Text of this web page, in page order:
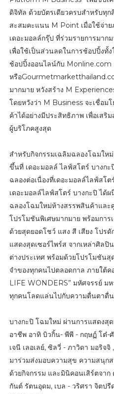
ดิจิทัล ด้วยบัตรเดียวครบสำหรับทุ
สะสมคะแนน M Point เมื่อใช้จ่าย
เดอะมอลล์กรุ๊ป ที่ร่วมรายการมา
เพื่อใช้เป็นส่วนลดในการช้อปปิ้งทั้
ช้อปปิ้งออนไลน์กับ Monline.com
หรือ
มากมาย หวังสร้าง M
โดยหวังว่า M Business จะเชื่อม
ค้าได้อย่างมีประสิทธิภาพ เพื่อเสริ
ผู้บริโภคสูงสุด
สำหรับกิจกรรมเฉลิมฉลองโฉมให
ขึ้นที่ เดอะมอลล์ ไลฟ์สโตร์ บางก
ฉลองต่อเนื่องที่เดอะมอลล์ไลฟ์สโ
เดอะมอลล์ไลฟ์สโตร์ บางกะปิ ได้
ฉลองโฉมใหม่ห้างสรรพสินค้าและ
โปรโมชันพิเศษมากมาย พร้อมการ
ด้วยสุดยอดโชว์ แสง สี เสียง โปร
แสดงสุดเซอร์ไพร์ส จากเหล่าศิล
ต่างประเทศ พร้อมด้วยโปรโมชัน
จำของทุกคนไปตลอดกาล ภายใต้
LIFE WONDERS” มหัศจรรย์ ม
ทุกคนโลดแล่นไปกับความตื่นตาตื่น
บางกะปิ โฉมใหม่ ผ่านการแสดงสุ
อาชีพ อาทิ บิวกิ้น- พีพี - กฤษฏ์ โต๋-
เจนี เลอเลย์, ซิลวี่ - ภาวิดา มอริจ
มาร่วมส่งมอบความสุข ความสนุก
ด้วยกิจกรรม และมินิคอนเสิร์ตจา
กันต์ รัตนอุดม, เบล - วริศรา จิตป